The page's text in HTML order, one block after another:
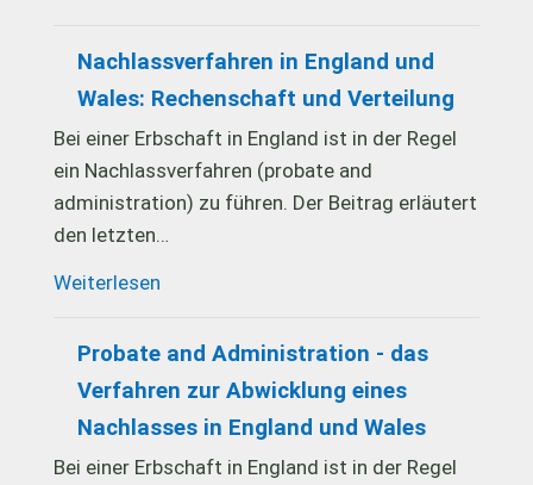
Nachlassverfahren in England und
Wales: Rechenschaft und Verteilung
Bei einer Erbschaft in England ist in der Regel
ein Nachlassverfahren (probate and
administration) zu führen. Der Beitrag erläutert
den letzten…
Weiterlesen
Probate and Administration - das
Verfahren zur Abwicklung eines
Nachlasses in England und Wales
Bei einer Erbschaft in England ist in der Regel